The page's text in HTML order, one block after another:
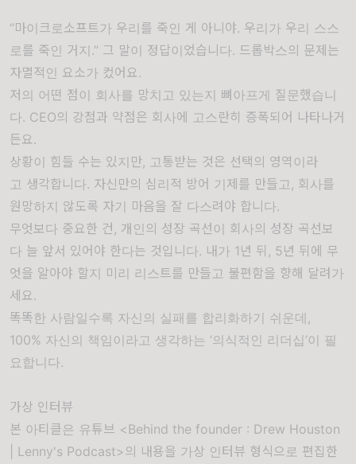
“마이크로소프트가 우리를 죽인 게 아니야. 우리가 우리 스스
로를 죽인 거지.” 그 말이 정답이었습니다. 드롭박스의 문제는
자멸적인 요소가 컸어요.
저의 어떤 점이 회사를 망치고 있는지 뼈아프게 질문했습니
다. CEO의 강점과 약점은 회사에 고스란히 증폭되어 나타나거
든요.
상황이 힘들 수는 있지만, 고통받는 것은 선택의 영역이라
고 생각합니다. 자신만의 심리적 방어 기제를 만들고, 회사를
원망하지 않도록 자기 마음을 잘 다스려야 합니다.
무엇보다 중요한 건, 개인의 성장 곡선이 회사의 성장 곡선보
다 늘 앞서 있어야 한다는 것입니다. 내가 1년 뒤, 5년 뒤에 무
엇을 알아야 할지 미리 리스트를 만들고 불편함을 향해 달려가
세요.
똑똑한 사람일수록 자신의 실패를 합리화하기 쉬운데,
100% 자신의 책임이라고 생각하는 ‘의식적인 리더십’이 필
요합니다.
가상 인터뷰
본 아티클은 유튜브 <Behind the founder : Drew Houston
| Lenny's Podcast>의 내용을 가상 인터뷰 형식으로 편집한